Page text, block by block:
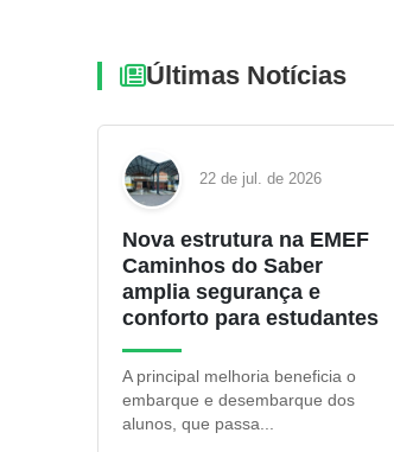
Últimas Notícias
22 de jul. de 2026
Nova estrutura na EMEF
Caminhos do Saber
amplia segurança e
conforto para estudantes
A principal melhoria beneficia o
embarque e desembarque dos
alunos, que passa...